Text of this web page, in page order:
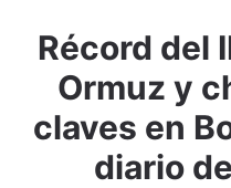
Récord del
Ormuz y
claves en
diario